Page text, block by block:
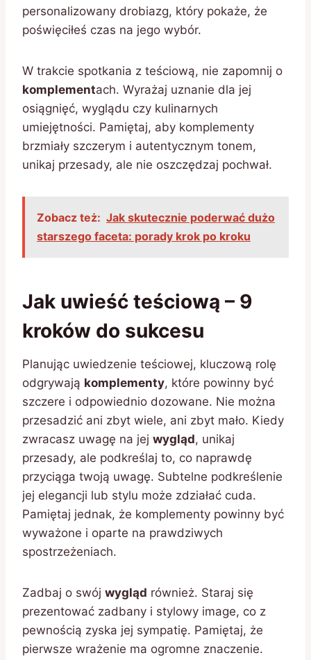
personalizowany drobiazg, który pokaże, że
poświęciłeś czas na jego wybór.
W trakcie spotkania z teściową, nie zapomnij o
komplementach. Wyrażaj uznanie dla jej
osiągnięć, wyglądu czy kulinarnych
umiejętności. Pamiętaj, aby komplementy
brzmiały szczerym i autentycznym tonem,
unikaj przesady, ale nie oszczędzaj pochwał.
Zobacz też: Jak skutecznie poderwać dużo
starszego faceta: porady krok po kroku
Jak uwieść teściową – 9
kroków do sukcesu
Planując uwiedzenie teściowej, kluczową rolę
odgrywają komplementy, które powinny być
szczere i odpowiednio dozowane. Nie można
przesadzić ani zbyt wiele, ani zbyt mało. Kiedy
zwracasz uwagę na jej wygląd, unikaj
przesady, ale podkreślaj to, co naprawdę
przyciąga twoją uwagę. Subtelne podkreślenie
jej elegancji lub stylu może zdziałać cuda.
Pamiętaj jednak, że komplementy powinny być
wyważone i oparte na prawdziwych
spostrzeżeniach.
Zadbaj o swój wygląd również. Staraj się
prezentować zadbany i stylowy image, co z
pewnością zyska jej sympatię. Pamiętaj, że
pierwsze wrażenie ma ogromne znaczenie.